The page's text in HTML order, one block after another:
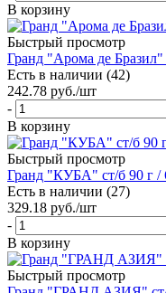
В корзину
Быстрый просмотр
Гранд "Арома де Бразил"
Есть в наличии (42)
242.78 руб./шт
-
В корзину
Быстрый просмотр
Гранд "КУБА" ст/б 90 г /
Есть в наличии (27)
329.18 руб./шт
-
В корзину
Быстрый просмотр